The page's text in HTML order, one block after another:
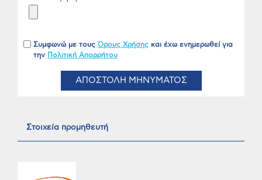
Συμφωνώ με τουςΌρους Χρήσης και έχω ενημερωθεί για
την Πολιτική Απορρήτου
ΑΠΟΣΤΟΛΗ ΜΗΝΥΜΑΤΟΣ
Στοιχεία προμηθευτή